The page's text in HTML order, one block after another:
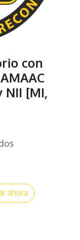
con
NII [MI,
ahora